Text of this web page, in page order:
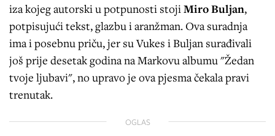
iza kojeg autorski u potpunosti stojiMiro Buljan,
potpisujući tekst, glazbu i aranžman. Ova suradnja
ima i posebnu priču, jer su Vukes i Buljan surađivali
još prije desetak godina na Markovu albumu "Žedan
tvoje ljubavi", no upravo je ova pjesma čekala pravi
trenutak.
OGLAS